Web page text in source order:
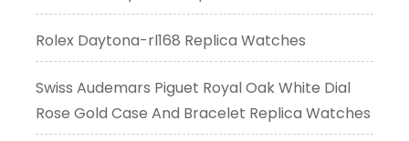
Rolex Daytona-rl168 Replica Watches
Swiss Audemars Piguet Royal Oak White Dial
Rose Gold Case And Bracelet Replica Watches